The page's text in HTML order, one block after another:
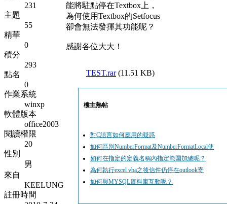
231
主題
55
精華
0
積分
293
點名
0
作業系統
winxp
軟體版本
office2003
閱讀權限
20
性別
男
來自
KEELUNG
註冊時間
能將駐點停在Textbox上，
為何使用Textbox的Setfocus
卻會無法發揮其功能呢？
感謝各位大大！
TEST.rar(11.51 KB)
樓主熱帖
對C語言如何應用的疑惑
如何區別NumberFormat及NumberFormatLocal使
如何在指定的定義名稱內指定範圍加總呢？
為何執行excel vba之後信件仍停在outlook寄
如何與MYSQL資料庫互動呢？